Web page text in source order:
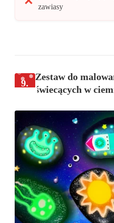
zawiasy
9.
Zestaw do
świecących w